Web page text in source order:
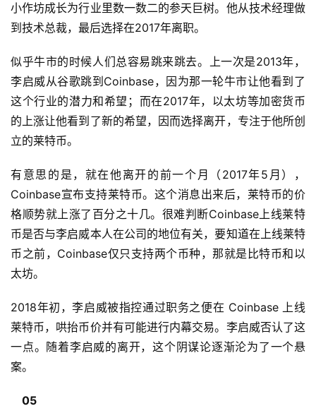
小作坊成长为行业里数一数二的参天巨树。他从技术经理做
到技术总裁，最后选择在2017年离职。
似乎牛市的时候人们总容易跳来跳去。上一次是2013年，
李启威从谷歌跳到Coinbase，因为那一轮牛市让他看到了
这个行业的潜力和希望；而在2017年，以太坊等加密货币
的上涨让他看到了新的希望，因而选择离开，专注于他所创
立的莱特币。
有意思的是，就在他离开的前一个月（2017年5月），
Coinbase宣布支持莱特币。这个消息出来后，莱特币的价
格顺势就上涨了百分之十几。很难判断Coinbase上线莱特
币是否与李启威本人在公司的地位有关，要知道在上线莱特
币之前，Coinbase仅只支持两个币种，那就是比特币和以
太坊。
2018年初，李启威被指控通过职务之便在 Coinbase 上线
莱特币，哄抬币价并有可能进行内幕交易。李启威否认了这
一点。随着李启威的离开，这个阴谋论逐渐沦为了一个悬
案。
05